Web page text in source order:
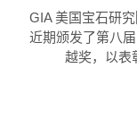
GIA 美国宝石研
近期颁发了第八
越奖，以表